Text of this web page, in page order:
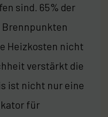
sind. 65% der
Brennpunkten
Heizkosten nicht
verstärkt die
ist nicht nur eine
für